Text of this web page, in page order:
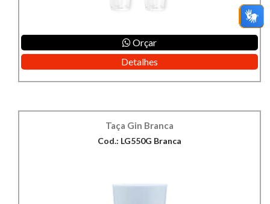
Orçar
Detalhes
Taça Gin Branca
Cod.: LG550G Branca